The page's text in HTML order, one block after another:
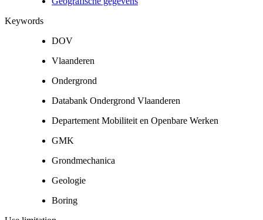
Keywords
DOV
Vlaanderen
Ondergrond
Databank Ondergrond Vlaanderen
Departement Mobiliteit en Openbare Werken
GMK
Grondmechanica
Geologie
Boring